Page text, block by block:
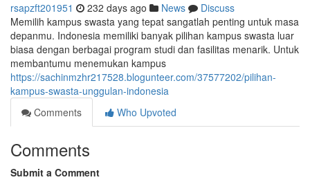
rsapzft201951 232 days ago News
Discuss
Memilih kampus swasta yang tepat sangatlah penting untuk masa
depanmu. Indonesia memiliki banyak pilihan kampus swasta luar
biasa dengan berbagai program studi dan fasilitas menarik. Untuk
membantumu menemukan kampus
https://sachinmzhr217528.blogunteer.com/37577202/pilihan-
kampus-swasta-unggulan-indonesia
Comments
Who Upvoted
Comments
Submit a Comment